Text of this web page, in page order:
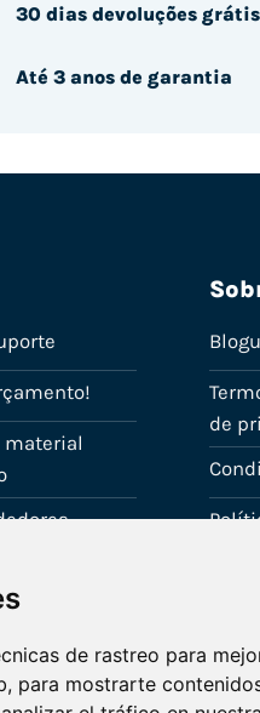
de rastreo para
para mostrarte
30 dias devoluções grátis
Até 3 anos de garantia
material
de
Fale